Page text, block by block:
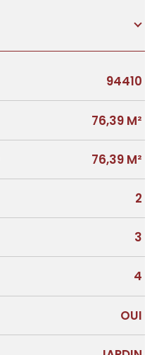
94410
76,39 M²
76,39 M²
2
3
4
OUI